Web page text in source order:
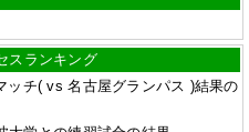
スランキング
ッチ( vs 名古屋グランパス )結果の